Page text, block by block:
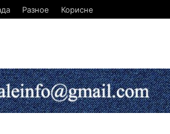
Разное Корисне